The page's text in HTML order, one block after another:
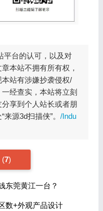
平台的认可，以及对
本站不拥有所有权，
站有涉嫌抄袭侵权/
经查实，本站将立刻
享到个人站长或者朋
源3d扫描侠”。 /Indu
(7)
东莞黄江一台？
数+外观产品设计